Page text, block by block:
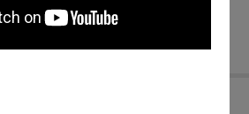
1名購票5折優待，入場時應出示身心
障者需同時入場